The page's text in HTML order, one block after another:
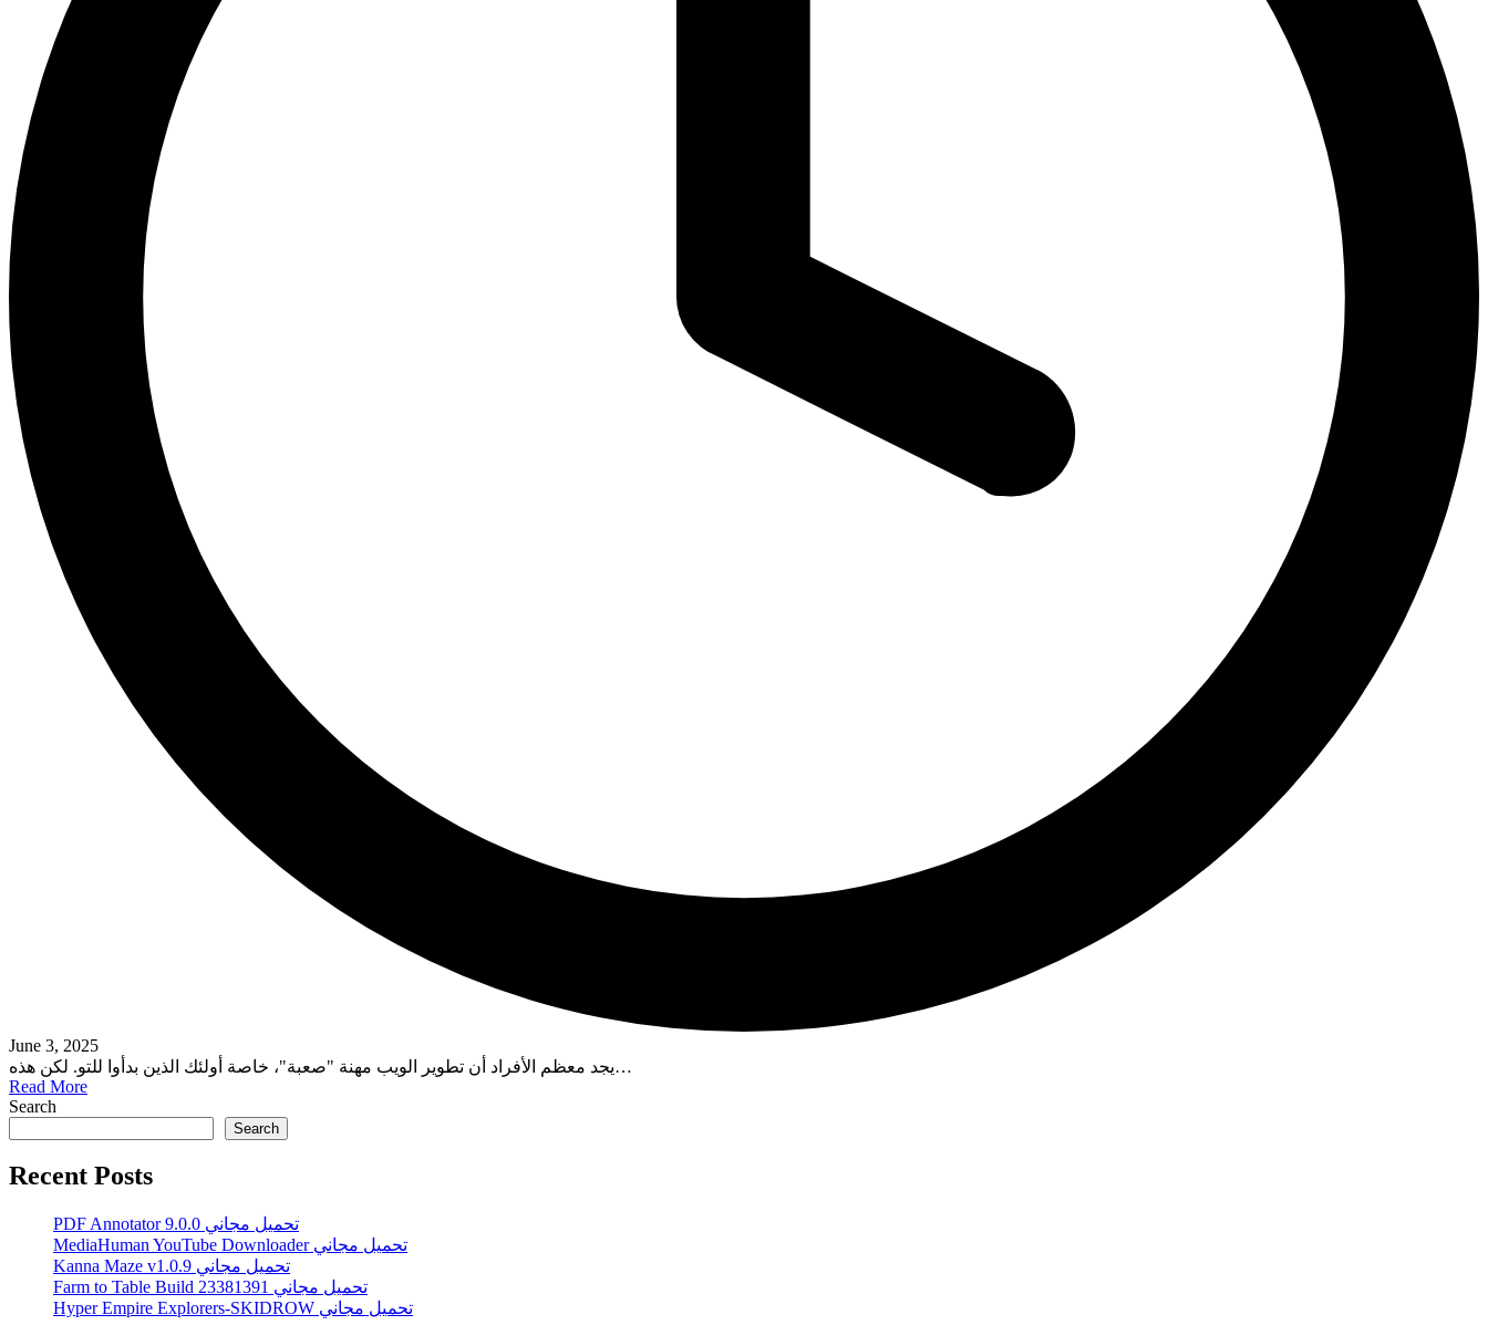
June 3, 2025
يجد معظم الأفراد أن تطوير الويب مهنة "صعبة"، خاصة أولئك الذين بدأوا للتو. لكن هذه…
Read More
Search
Search
Recent Posts
PDF Annotator 9.0.0 تحميل مجاني
MediaHuman YouTube Downloader تحميل مجاني
Kanna Maze v1.0.9 تحميل مجاني
Farm to Table Build 23381391 تحميل مجاني
Hyper Empire Explorers-SKIDROW تحميل مجاني